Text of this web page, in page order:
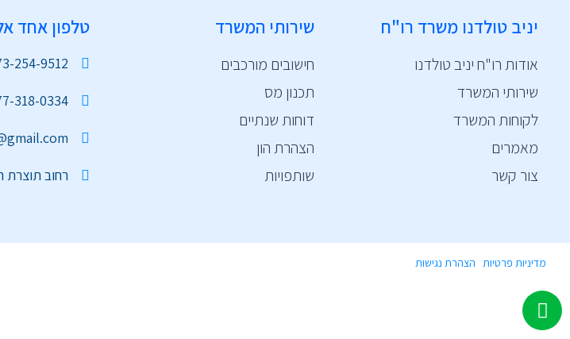
יניב טולדנו משרד רו"ח
אודות רו"ח יניב טולדנו
שירותי המשרד
לקוחות המשרד
מאמרים
צור קשר
שירותי המשרד
חישובים מורכבים
תכנון מס
דוחות שנתיים
הצהרת הון
שותפויות
טלפון אחד
254-9512
318-0334
רחוב תוצרת הארץ 3 פתח
מדיניות פרטיות הצהרת נגישות